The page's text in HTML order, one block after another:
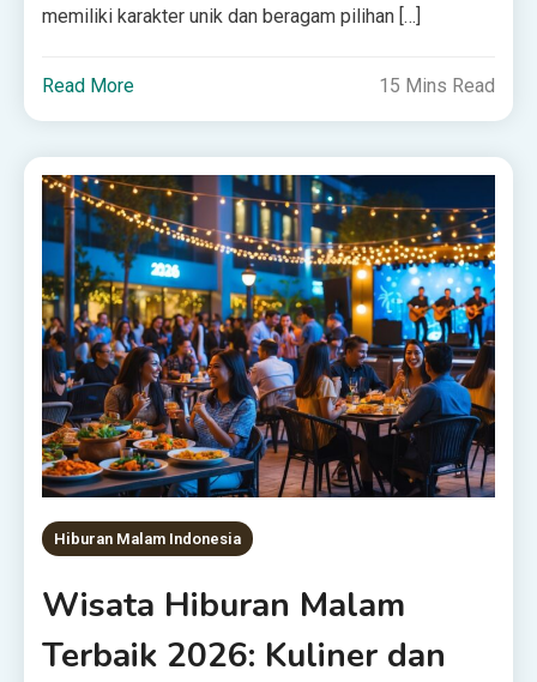
memiliki karakter unik dan beragam pilihan […]
Read More 15 Mins Read
Hiburan Malam Indonesia
Wisata Hiburan Malam
Terbaik 2026: Kuliner dan